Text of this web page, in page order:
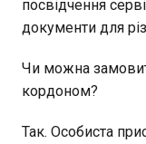
посвідчення
документи для
Чи можна
кордоном?
Так. Особиста